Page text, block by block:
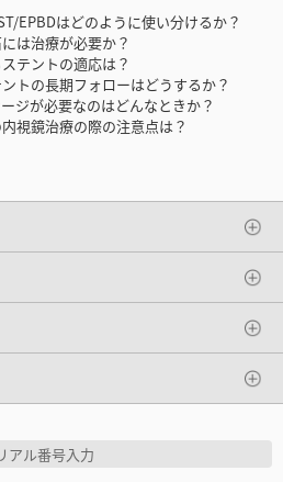
はどのように使い分けるか？
治療が必要か？
ントの適応は？
の長期フォローはどうするか？
が必要なのはどんなときか？
鏡治療の際の注意点は？
アル番号入力